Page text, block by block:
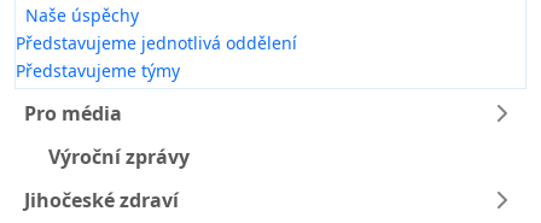
Naše úspěchy
Představujeme jednotlivá oddělení
Představujeme týmy
Pro média
Výroční zprávy
Jihočeské zdraví